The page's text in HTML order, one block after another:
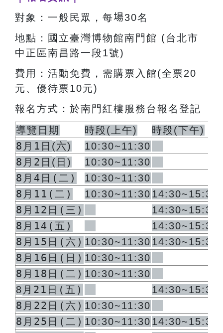
對象：一般民眾，每場30名
地點：國立臺灣博物館南門館 (台北市
中正區南昌路一段1號)
費用：活動免費，需購票入館(全票20
元、優待票10元)
報名方式：於南門紅樓服務台報名登記
導覽日期
時段( 上午) 時段(下午)
8月1日 (六) 10:30~11:30
8月2日 ( 日 ) 10:30~11:30
8月4日(二) 10:30~11:30
8月11(二) 10:30~11:30 14:30~15:30
8月12日(三) 14:30~15:30
8月14(五) 14:30~15:30
8月15日(六) 10:30~11:30 14:30~15:30
8月16日(日) 10:30~11:30
8月18日(二) 10:30~11:30
8 月21日(五) 14:30~15:30
8月22日(六) 10:30~11:30
8月25日(二) 10:30~11:30 14:30~15:30